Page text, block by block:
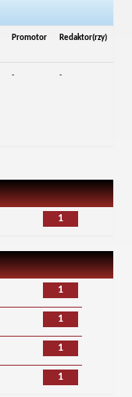
Promotor Redaktor(rzy)
- -
1
1
1
1
1